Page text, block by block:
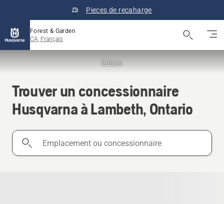
Pieces de recaharge
Forest & Garden
CA, Français
Ontario
Trouver un concessionnaire
Husqvarna à Lambeth, Ontario
Emplacement